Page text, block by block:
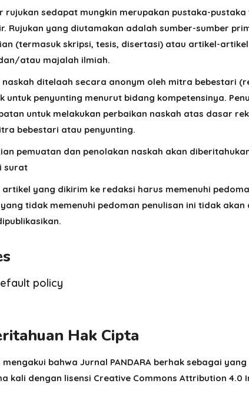
rujukan sedapat mungkin merupakan pustaka-
Rujukan yang diutamakan adalah sumber-sumber
(termasuk skripsi, tesis, disertasi) atau artikel-
atau majalah ilmiah.
naskah ditelaah secara anonym oleh mitra bebestari
untuk penyunting menurut bidang kompetensinya.
untuk melakukan perbaikan naskah atas dasar
bebestari atau penyunting.
pemuatan dan penolakan naskah akan
surat
artikel yang dikirim ke redaksi harus memenuhi
tidak memenuhi pedoman penulisan ini tidak
policy
Hak Cipta
mengakui bahwa Jurnal PANDARA berhak sebagai
kali dengan lisensi Creative Commons Attribution 4.0